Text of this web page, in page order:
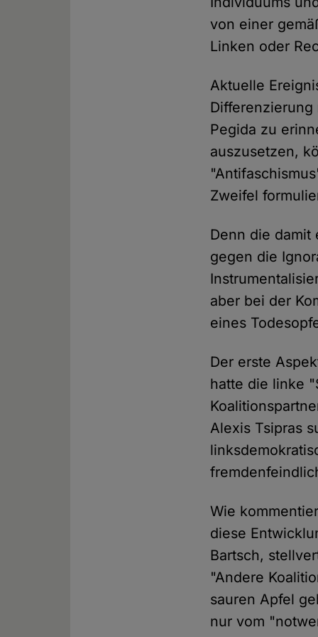
von einer
Linken oder
Aktuelle
Pegida zu
auszusetzen,
Zweifel
Denn die
gegen die
aber bei der
eines
Der erste
hatte die linke
Alexis Tsipras
Wie
diese
Bartsch,
"Andere
sauren Apfel
nur vom